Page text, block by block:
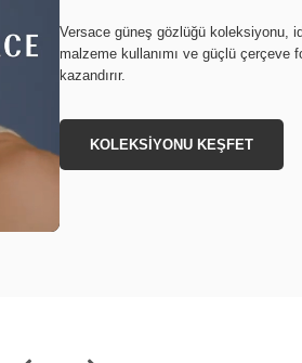
Versace güneş gözlüğü koleksiyonu,
malzeme kullanımı ve güçlü
kazandırır.
KOLEKSİYONU KEŞFET